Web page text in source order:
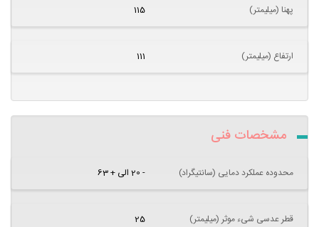
پهنا (میلیمتر) 115
ارتفاع (میلیمتر) 111
مشخصات فنی
محدوده عملکرد دمایی (سانتیگراد) - 20 الی + 63
قطر عدسی شیء موثر (میلیمتر) 25